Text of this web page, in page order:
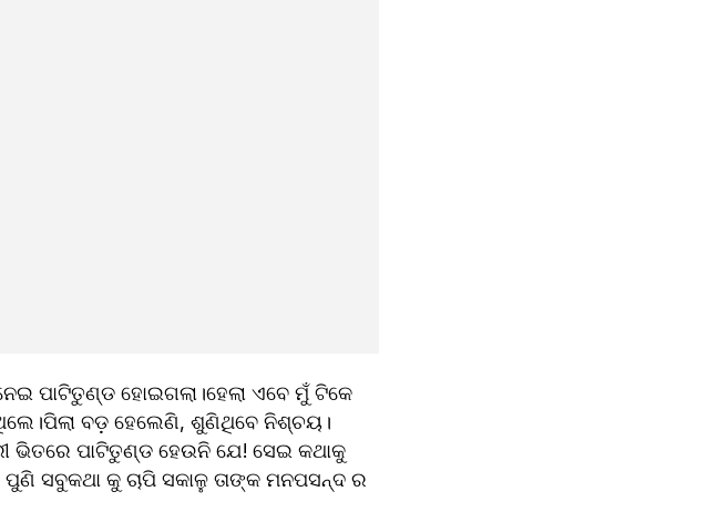
ପାଟିତୁଣ୍ଡ ହୋଇଗଲା।ହେଲା ଏବେ ମୁଁ ଟିକେ
ବଡ଼ ହେଲେଣି, ଶୁଣିଥିବେ ନିଶ୍ଚୟ।
ଭିତରେ ପାଟିତୁଣ୍ଡ ହେଉନି ଯେ! ସେଇ କଥାକୁ
ସବୁକଥା କୁ ଚାପି ସକାଳୁ ତାଙ୍କ ମନପସନ୍ଦ ର